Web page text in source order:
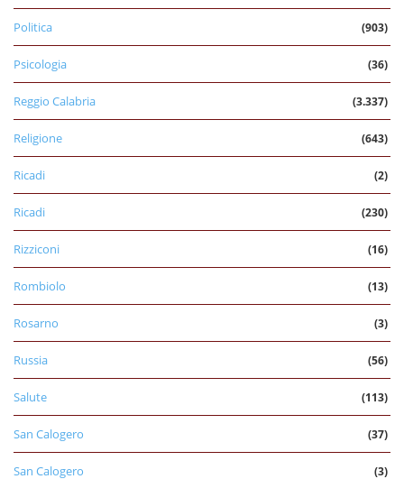
Politica (903)
Psicologia (36)
Reggio Calabria (3.337)
Religione (643)
Ricadi (2)
Ricadi (230)
Rizziconi (16)
Rombiolo (13)
Rosarno (3)
Russia (56)
Salute (113)
San Calogero (37)
San Calogero (3)